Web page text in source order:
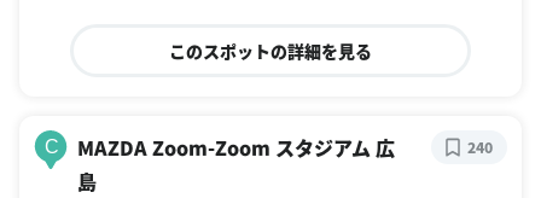
このスポットの詳細を見る
C
MAZDA Zoom-Zoom スタジアム 広
島
240